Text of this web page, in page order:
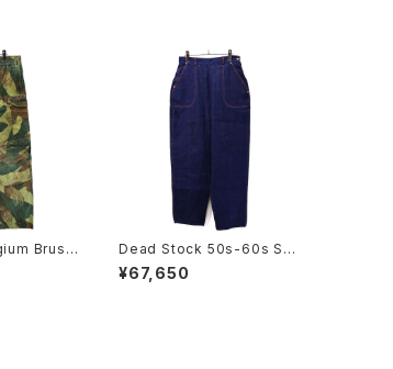
Brush
Pa
古着
Dead Stock 50s-60s ST
OCKTON OF DALLAS De
nim Ranch Pants Size W
¥67,650